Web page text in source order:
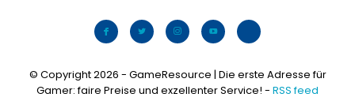
© Copyright 2026 - GameResource | Die erste Adresse für
Gamer: faire Preise und exzellenter Service! - RSS feed